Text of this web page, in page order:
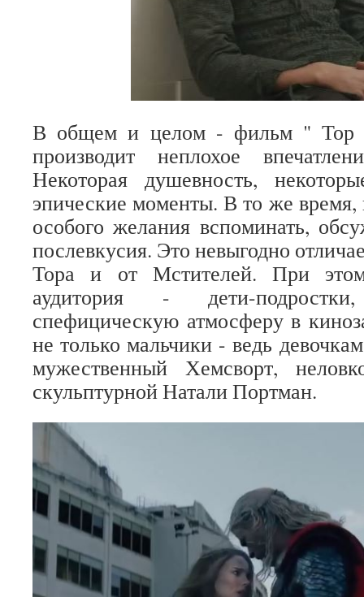
В общем и целом - фильм " Тор
производит неплохое
Некоторая душевность,
эпические моменты. В то же время,
особого желания вспоминать,
послевкусия. Это невыгодно
Тора и от Мстителей. При
аудитория - дети-
спефицическую атмосферу в
не только мальчики - ведь
мужественный Хемсворт,
скульптурной Натали Портман.